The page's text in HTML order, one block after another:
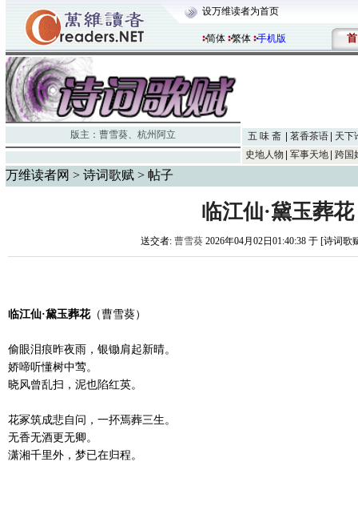
设万维读者为首页
简体 繁体 手机版 首
版主： 曹雪葵、 杭州阿立 五 味 斋 茗香茶语
天下
史地人物
军事天地 跨国
万维读者网 > 诗词歌赋 > 帖子
临江仙·黛玉葬花
送交者: 曹雪葵2026年04月02日01:40:38 于 [诗词歌
临江仙·黛玉葬花（曹雪葵）
偷眼泪痕昨夜雨，银锄肩起新晴。
娇啼听懂树中莺。
晓风曾乱扫，泥也陷红英。
花冢筑成悲自问，一抔焉葬三生。
无香无酒更无卿。
潇湘千里外，梦已在归程。